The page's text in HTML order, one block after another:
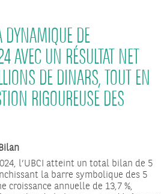
DYNAMIQUE DE
AVEC UN RÉSULTAT NET
DE DINARS, TOUT EN
RIGOUREUSE DES
l’UBCI atteint un total bilan de 5
la barre symbolique des 5
croissance annuelle de 13,7 %,